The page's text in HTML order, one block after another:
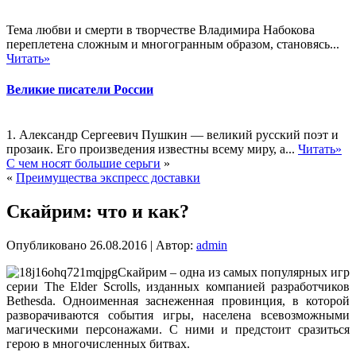
Тема любви и смерти в творчестве Владимира Набокова
переплетена сложным и многогранным образом, становясь...
Читать»
Великие писатели России
1. Александр Сергеевич Пушкин — великий русский поэт и
прозаик. Его произведения известны всему миру, а... Читать»
С чем носят большие серьги »
« Преимущества экспресс доставки
Скайрим: что и как?
Опубликовано 26.08.2016 | Автор: admin
Скайрим – одна из самых популярных игр
серии The Elder Scrolls, изданных компанией разработчиков
Bethesda. Одноименная заснеженная провинция, в которой
разворачиваются события игры, населена всевозможными
магическими персонажами. С ними и предстоит сразиться
герою в многочисленных битвах.